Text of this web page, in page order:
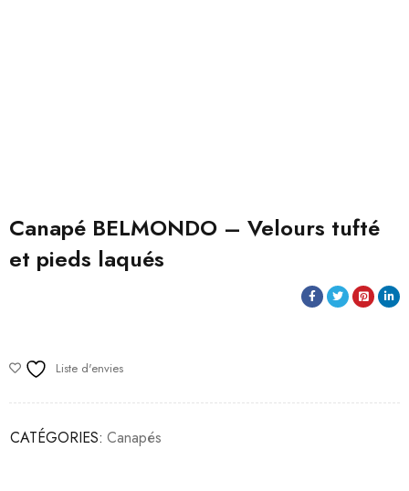
Canapé BELMONDO – Velours tufté
et pieds laqués
Liste d'envies
CATÉGORIES: Canapés